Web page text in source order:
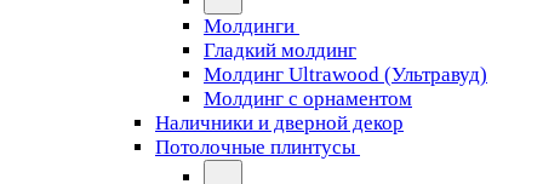
Молдинги
Гладкий молдинг
Молдинг Ultrawood (Ультравуд)
Молдинг с орнаментом
Наличники и дверной декор
Потолочные плинтусы